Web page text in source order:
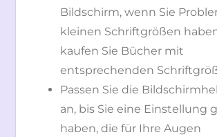
Bildschirm, wenn Sie
kleinen Schriftgrößen
kaufen Sie Bücher mit
entsprechenden
Passen Sie die
an, bis Sie eine Einstellung
haben, die für Ihre Augen